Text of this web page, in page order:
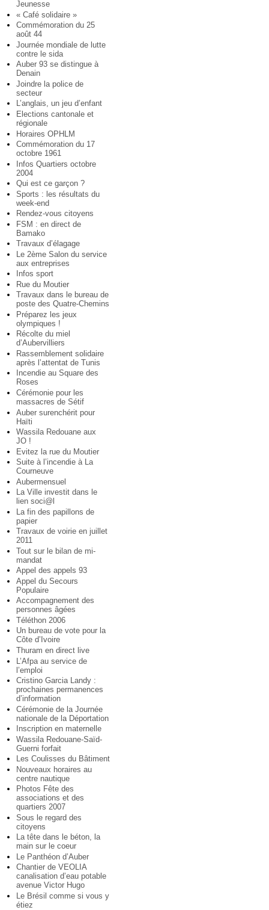
Jeunesse
« Café solidaire »
Commémoration du 25
août 44
Journée mondiale de lutte
contre le sida
Auber 93 se distingue à
Denain
Joindre la police de
secteur
L’anglais, un jeu d’enfant
Elections cantonale et
régionale
Horaires OPHLM
Commémoration du 17
octobre 1961
Infos Quartiers octobre
2004
Qui est ce garçon ?
Sports : les résultats du
week-end
Rendez-vous citoyens
FSM : en direct de
Bamako
Travaux d’élagage
Le 2ème Salon du service
aux entreprises
Infos sport
Rue du Moutier
Travaux dans le bureau de
poste des Quatre-Chemins
Préparez les jeux
olympiques !
Récolte du miel
d’Aubervilliers
Rassemblement solidaire
après l’attentat de Tunis
Incendie au Square des
Roses
Cérémonie pour les
massacres de Sétif
Auber surenchérit pour
Haïti
Wassila Redouane aux
JO !
Evitez la rue du Moutier
Suite à l’incendie à La
Courneuve
Aubermensuel
La Ville investit dans le
lien soci@l
La fin des papillons de
papier
Travaux de voirie en juillet
2011
Tout sur le bilan de mi-
mandat
Appel des appels 93
Appel du Secours
Populaire
Accompagnement des
personnes âgées
Téléthon 2006
Un bureau de vote pour la
Côte d’Ivoire
Thuram en direct live
L’Afpa au service de
l’emploi
Cristino Garcia Landy :
prochaines permanences
d’information
Cérémonie de la Journée
nationale de la Déportation
Inscription en maternelle
Wassila Redouane-Saïd-
Guerni forfait
Les Coulisses du Bâtiment
Nouveaux horaires au
centre nautique
Photos Fête des
associations et des
quartiers 2007
Sous le regard des
citoyens
La tête dans le béton, la
main sur le coeur
Le Panthéon d’Auber
Chantier de VEOLIA
canalisation d’eau potable
avenue Victor Hugo
Le Brésil comme si vous y
étiez